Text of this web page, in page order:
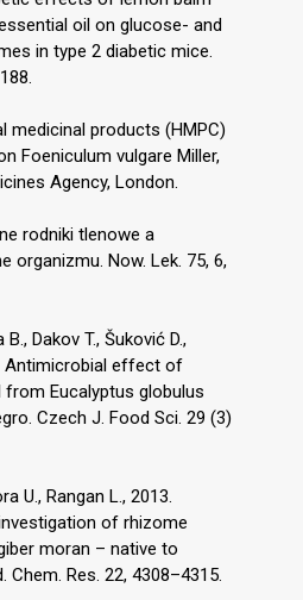
oil on glucose- and
in type 2 diabetic mice.
medicinal products (HMPC)
Foeniculum vulgare Miller,
Agency, London.
rodniki tlenowe a
organizmu. Now. Lek. 75, 6,
Dakov T., Šuković D.,
Antimicrobial effect of
Eucalyptus globulus
Czech J. Food Sci. 29 (3)
U., Rangan L., 2013.
of rhizome
moran – native to
Chem. Res. 22, 4308–4315.